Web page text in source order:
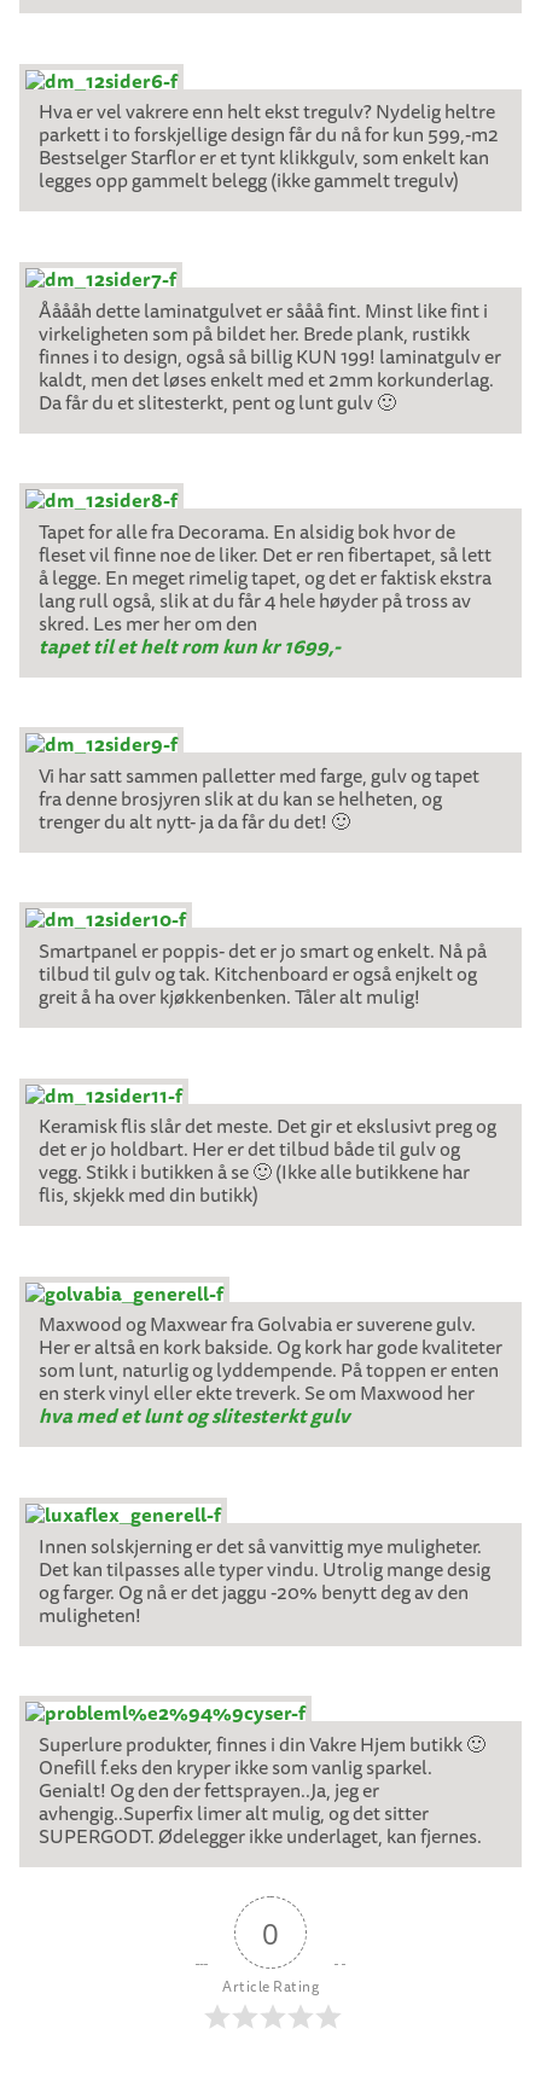
Hva er vel vakrere enn helt ekst tregulv? Nydelig heltre
parkett i to forskjellige design får du nå for kun 599,-m2
Bestselger Starflor er et tynt klikkgulv, som enkelt kan
legges opp gammelt belegg (ikke gammelt tregulv)
Ååååh dette laminatgulvet er sååå fint. Minst like fint i
virkeligheten som på bildet her. Brede plank, rustikk
finnes i to design, også så billig KUN 199! laminatgulv er
kaldt, men det løses enkelt med et 2mm korkunderlag.
Da får du et slitesterkt, pent og lunt gulv 🙂
Tapet for alle fra Decorama. En alsidig bok hvor de
fleset vil finne noe de liker. Det er ren fibertapet, så lett
å legge. En meget rimelig tapet, og det er faktisk ekstra
lang rull også, slik at du får 4 hele høyder på tross av
skred. Les mer her om den
tapet til et helt rom kun kr 1699,-
Vi har satt sammen palletter med farge, gulv og tapet
fra denne brosjyren slik at du kan se helheten, og
trenger du alt nytt- ja da får du det! 🙂
Smartpanel er poppis- det er jo smart og enkelt. Nå på
tilbud til gulv og tak. Kitchenboard er også enjkelt og
greit å ha over kjøkkenbenken. Tåler alt mulig!
Keramisk flis slår det meste. Det gir et ekslusivt preg og
det er jo holdbart. Her er det tilbud både til gulv og
vegg. Stikk i butikken å se 🙂 (Ikke alle butikkene har
flis, skjekk med din butikk)
Maxwood og Maxwear fra Golvabia er suverene gulv.
Her er altså en kork bakside. Og kork har gode kvaliteter
som lunt, naturlig og lyddempende. På toppen er enten
en sterk vinyl eller ekte treverk. Se om Maxwood her
hva med et lunt og slitesterkt gulv
Innen solskjerning er det så vanvittig mye muligheter.
Det kan tilpasses alle typer vindu. Utrolig mange desig
og farger. Og nå er det jaggu -20% benytt deg av den
muligheten!
Superlure produkter, finnes i din Vakre Hjem butikk 🙂
Onefill f.eks den kryper ikke som vanlig sparkel.
Genialt! Og den der fettsprayen..Ja, jeg er
avhengig..Superfix limer alt mulig, og det sitter
SUPERGODT. Ødelegger ikke underlaget, kan fjernes.
0
Article Rating